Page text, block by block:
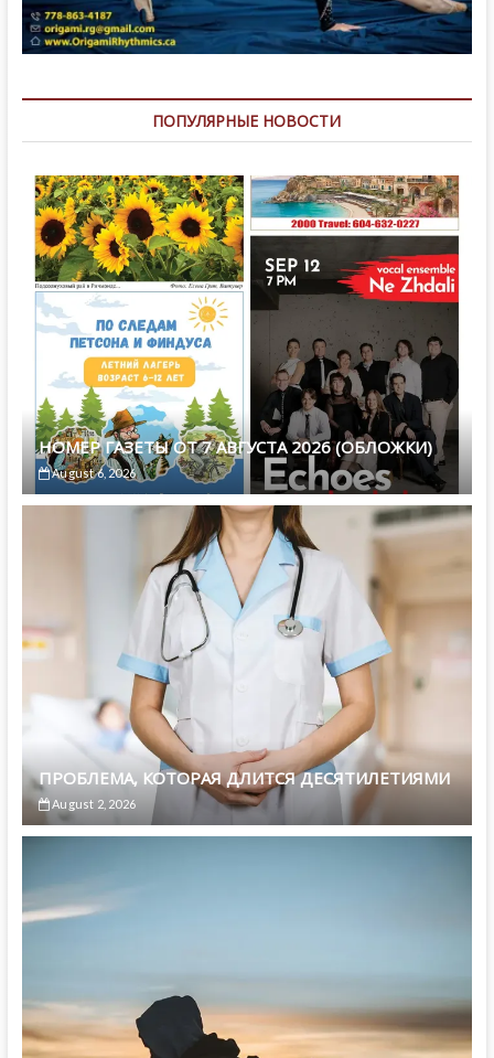
ПОПУЛЯРНЫЕ НОВОСТИ
НОМЕР ГАЗЕТЫ ОТ 7 АВГУСТА 2026 (ОБЛОЖКИ)
August 6, 2026
ПРОБЛЕМА, КОТОРАЯ ДЛИТСЯ ДЕСЯТИЛЕТИЯМИ
August 2, 2026